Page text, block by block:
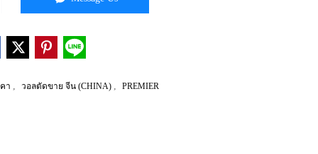
า วอลตัดขาย จีน (CHINA) PREMIER